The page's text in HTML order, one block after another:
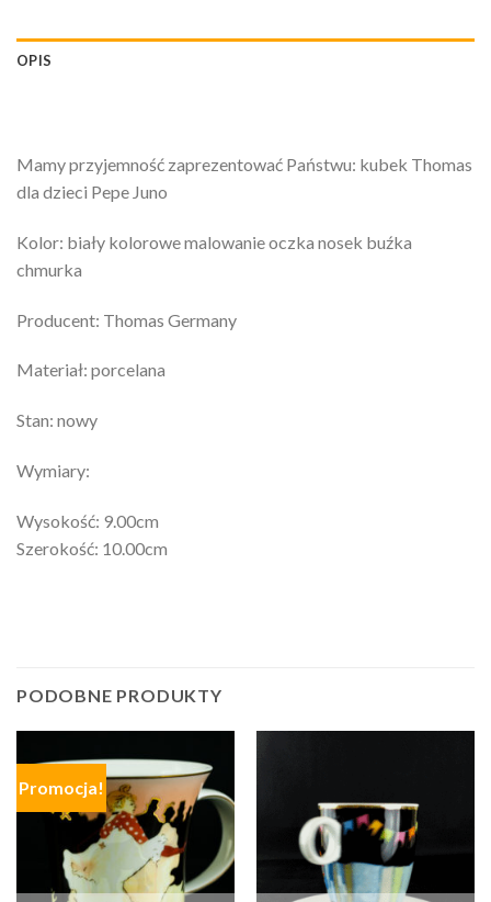
OPIS
Mamy przyjemność zaprezentować Państwu: kubek Thomas
dla dzieci Pepe Juno
Kolor: biały kolorowe malowanie oczka nosek buźka
chmurka
Producent: Thomas Germany
Materiał: porcelana
Stan: nowy
Wymiary:
Wysokość: 9.00cm
Szerokość: 10.00cm
PODOBNE PRODUKTY
Promocja!